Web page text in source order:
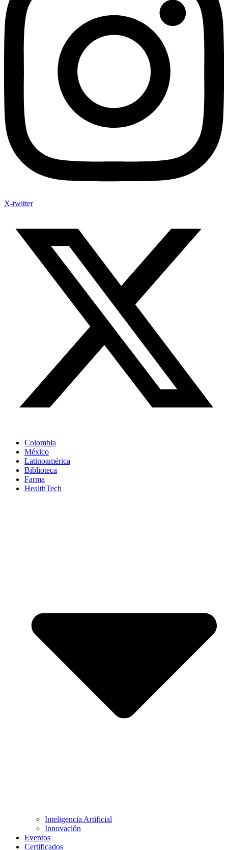
X-twitter
Colombia
México
Latinoamérica
Biblioteca
Farma
HealthTech
Inteligencia Artificial
Innovación
Eventos
Certificados